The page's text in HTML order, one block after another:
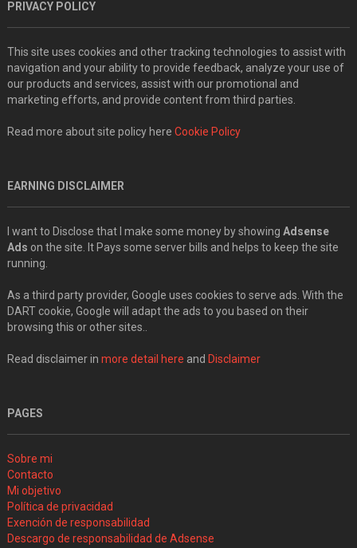
PRIVACY POLICY
This site uses cookies and other tracking technologies to assist with
navigation and your ability to provide feedback, analyze your use of
our products and services, assist with our promotional and
marketing efforts, and provide content from third parties.
Read more about site policy here Cookie Policy
EARNING DISCLAIMER
I want to Disclose that I make some money by showing Adsense
Ads on the site. It Pays some server bills and helps to keep the site
running.
As a third party provider, Google uses cookies to serve ads. With the
DART cookie, Google will adapt the ads to you based on their
browsing this or other sites..
Read disclaimer in more detail here and Disclaimer
PAGES
Sobre mi
Contacto
Mi objetivo
Política de privacidad
Exención de responsabilidad
Descargo de responsabilidad de Adsense